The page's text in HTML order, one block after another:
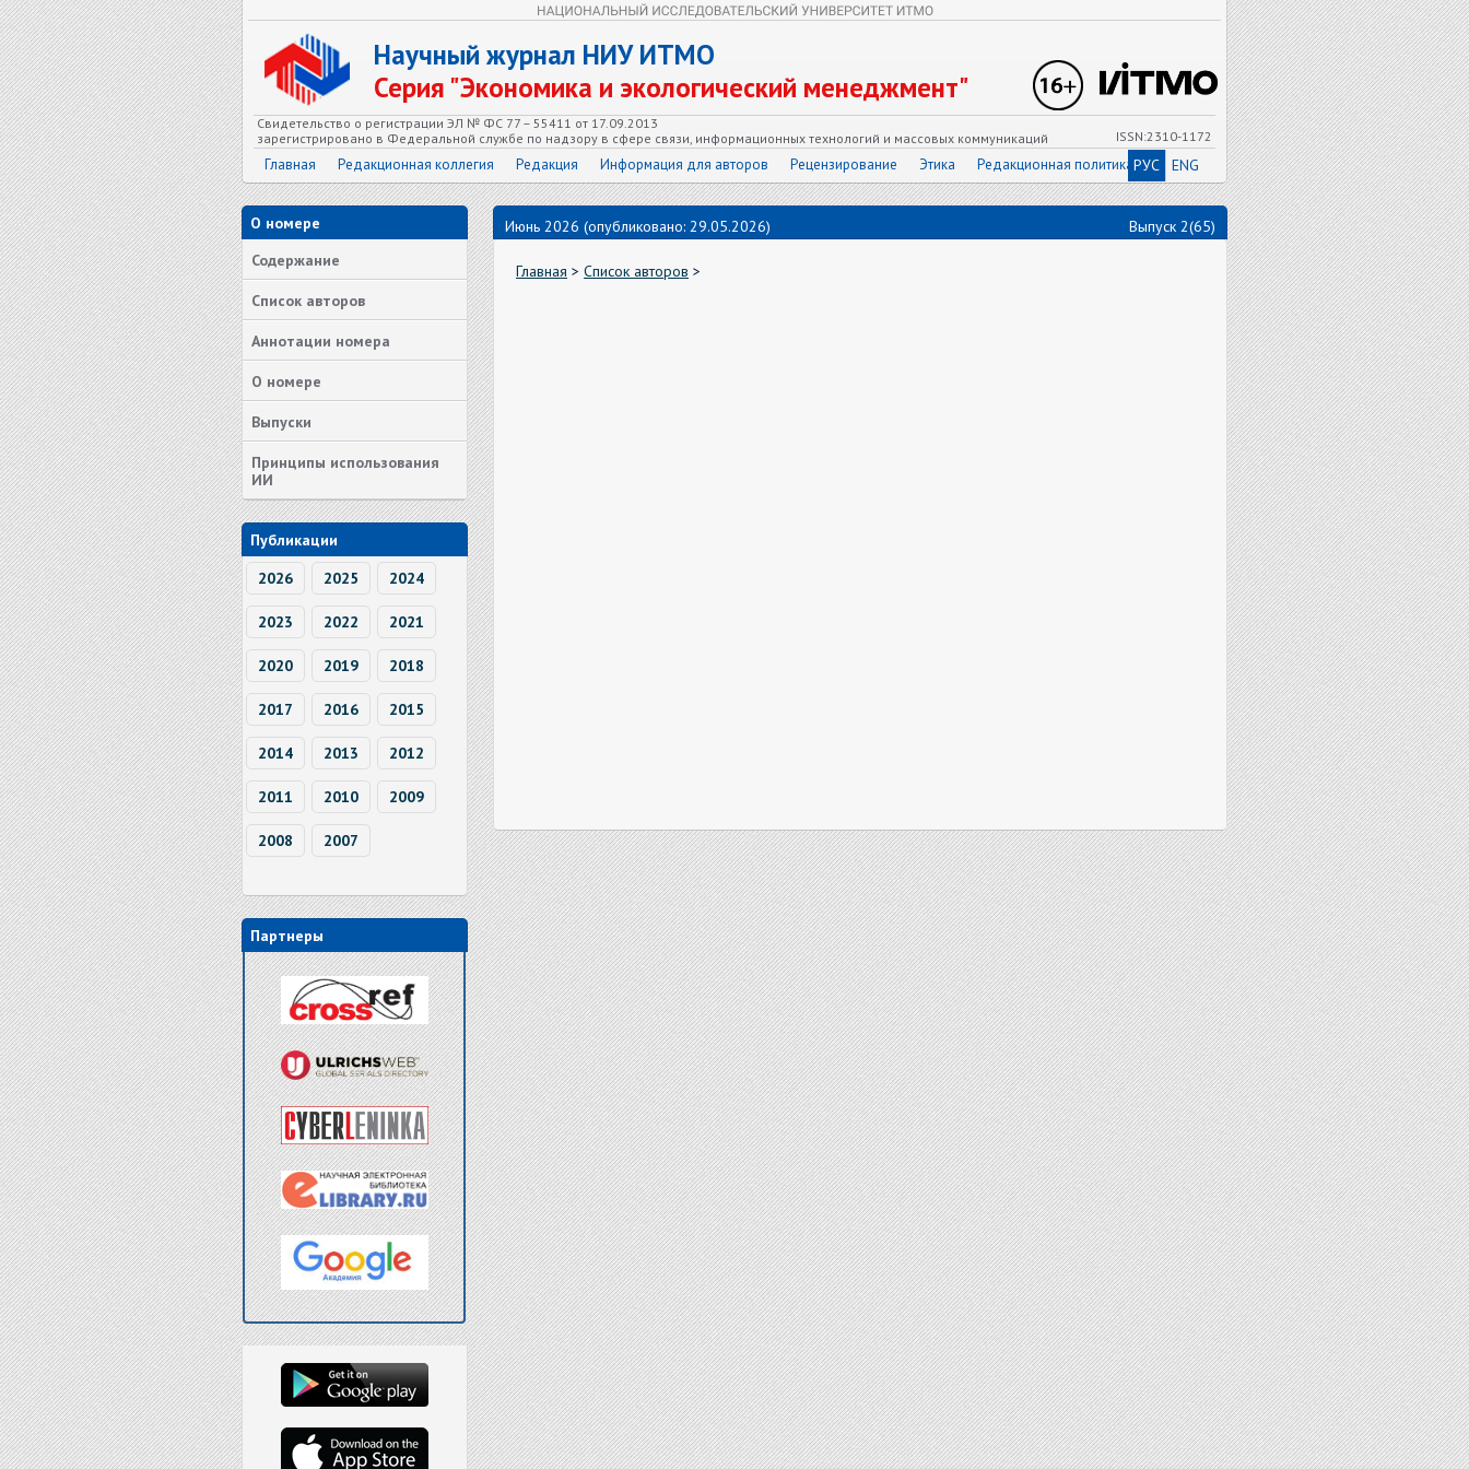
Научный журнал НИУ ИТМО
Серия "Экономика и экологический менеджмент"
Свидетельство о регистрации ЭЛ № ФС 77 – 55411 от 17.09.2013
зарегистрировано в Федеральной службе по надзору в сфере связи, информационных технологий и массовых коммуникаций
ISSN:2310-1172
Главная Редакционная коллегия Редакция Информация для авторов Рецензирование Этика Редакционная политика РУС ENG
О номере
Содержание
Список авторов
Аннотации номера
О номере
Выпуски
Принципы использования
ИИ
Публикации
2026
2025 2024
2023 2022 2021
2020 2019 2018
2017 2016 2015
2014 2013 2012
2011 2010 2009
2008 2007
Партнеры
Июнь 2026 (опубликовано: 29.05.2026) Выпуск 2(65)
Главная > Список авторов >